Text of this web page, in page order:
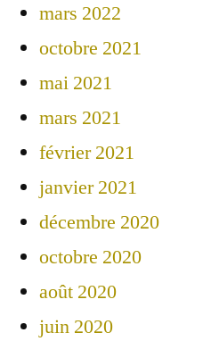
mars 2022
octobre 2021
mai 2021
mars 2021
février 2021
janvier 2021
décembre 2020
octobre 2020
août 2020
juin 2020